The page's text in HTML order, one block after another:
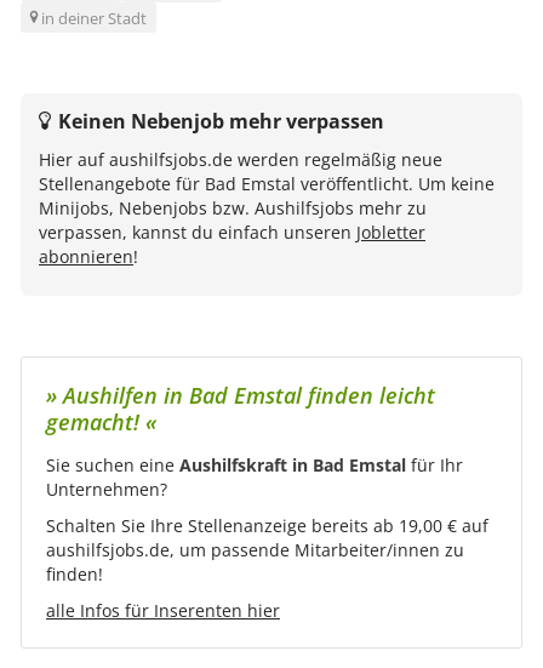
in deiner Stadt
Keinen Nebenjob mehr verpassen
Hier auf aushilfsjobs.de werden regelmäßig neue
Stellenangebote für Bad Emstal veröffentlicht. Um keine
Minijobs, Nebenjobs bzw. Aushilfsjobs mehr zu
verpassen, kannst du einfach unseren Jobletter
abonnieren!
» Aushilfen in Bad Emstal finden leicht
gemacht! «
Sie suchen eine Aushilfskraft in Bad Emstal für Ihr
Unternehmen?
Schalten Sie Ihre Stellenanzeige bereits ab 19,00 € auf
aushilfsjobs.de, um passende Mitarbeiter/innen zu
finden!
alle Infos für Inserenten hier